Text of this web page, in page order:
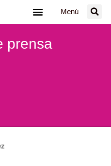
Menú
prensa